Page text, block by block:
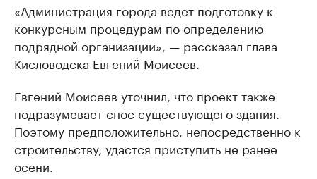
«Администрация города ведет подготовку к
конкурсным процедурам по определению
подрядной организации», — рассказал глава
Кисловодска Евгений Моисеев.
Евгений Моисеев уточнил, что проект также
подразумевает снос существующего здания.
Поэтому предположительно, непосредственно к
строительству, удастся приступить не ранее
осени.